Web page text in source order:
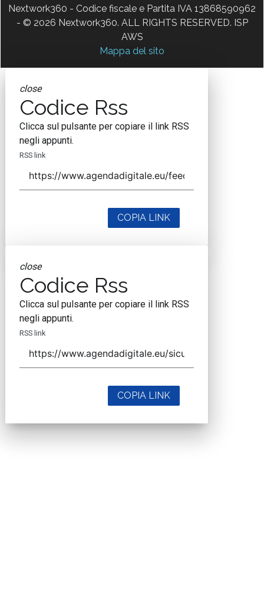
Nextwork360 - Codice fiscale e Partita IVA 13868590962
- © 2026 Nextwork360. ALL RIGHTS RESERVED. ISP
AWS
Mappa del sito
close
Codice Rss
Clicca sul pulsante per copiare il link RSS
negli appunti.
RSS link
COPIA LINK
close
Codice Rss
Clicca sul pulsante per copiare il link RSS
negli appunti.
RSS link
COPIA LINK